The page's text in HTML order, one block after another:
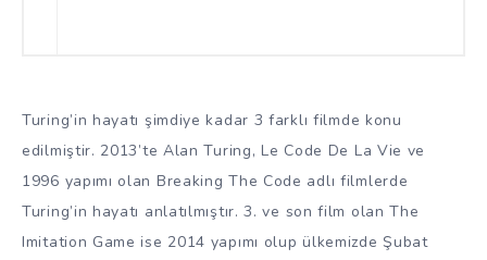
Turing’in hayatı şimdiye kadar 3 farklı filmde konu
edilmiştir. 2013’te Alan Turing, Le Code De La Vie ve
1996 yapımı olan Breaking The Code adlı filmlerde
Turing’in hayatı anlatılmıştır. 3. ve son film olan The
Imitation Game ise 2014 yapımı olup ülkemizde Şubat